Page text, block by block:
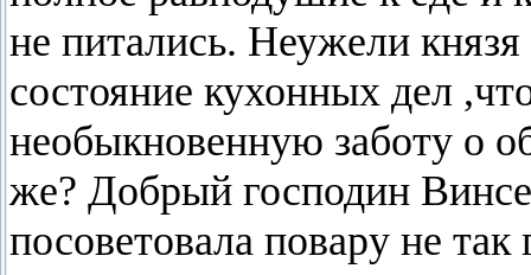
не питались. Неужели
состояние кухонных дел
необыкновенную заботу о
же? Добрый господин
посоветовала повару не